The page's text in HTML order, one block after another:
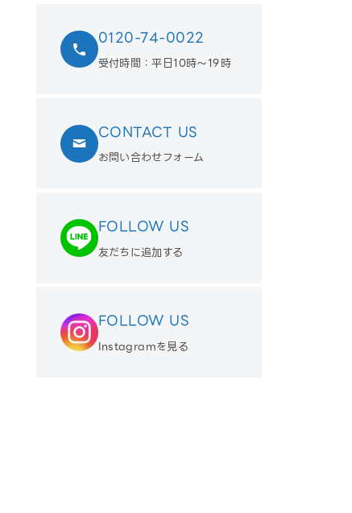
0120-74-0022
受付時間：平日10時〜19時
CONTACT US
お問い合わせフォーム
FOLLOW US
友だちに追加する
FOLLOW US
Instagramを見る